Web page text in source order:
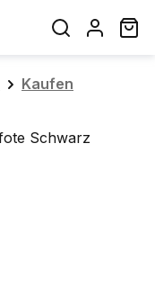
Kaufen